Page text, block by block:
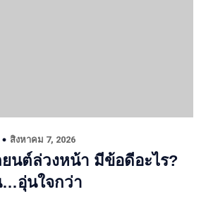
สิงหาคม 7, 2026
นต์ล่วงหน้า มีข้อดีอะไร?
อุ่นใจกว่า